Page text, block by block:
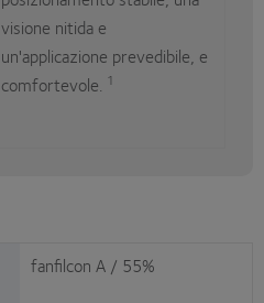
visione nitida e
un'applicazione prevedibile, e
comfortevole. 1
fanfilcon A / 55%